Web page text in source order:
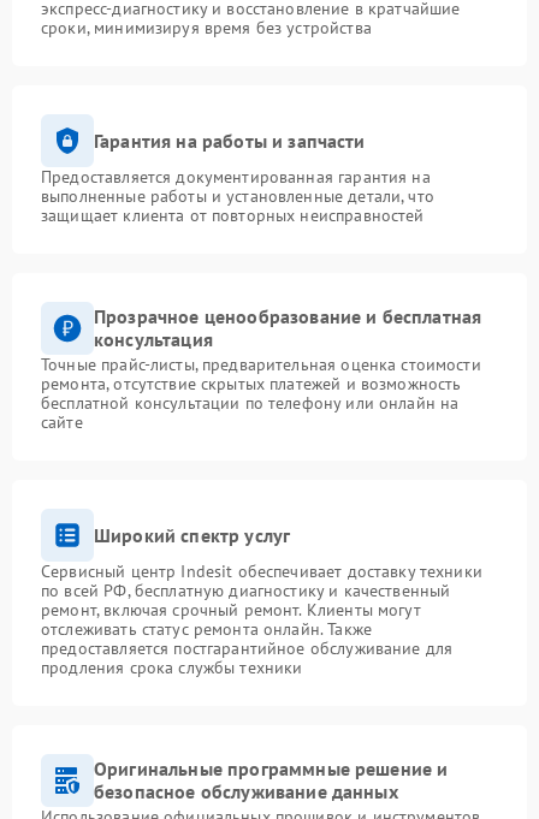
экспресс-диагностику и восстановление в кратчайшие
сроки, минимизируя время без устройства
Гарантия на работы и запчасти
Предоставляется документированная гарантия на
выполненные работы и установленные детали, что
защищает клиента от повторных неисправностей
Прозрачное ценообразование и бесплатная
консультация
Точные прайс-листы, предварительная оценка стоимости
ремонта, отсутствие скрытых платежей и возможность
бесплатной консультации по телефону или онлайн на
сайте
Широкий спектр услуг
Сервисный центр Indesit обеспечивает доставку техники
по всей РФ, бесплатную диагностику и качественный
ремонт, включая срочный ремонт. Клиенты могут
отслеживать статус ремонта онлайн. Также
предоставляется постгарантийное обслуживание для
продления срока службы техники
Оригинальные программные решение и
безопасное обслуживание данных